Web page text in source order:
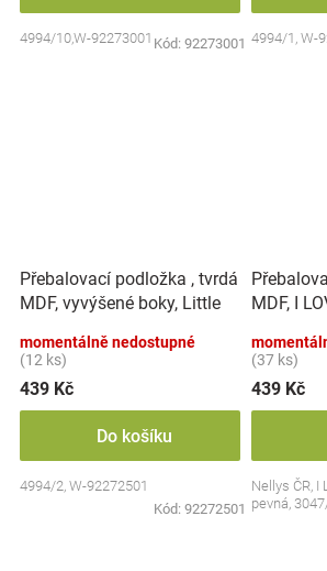
4994/10,W-92273001 Kód: 92273001 4994/1, W-
Přebalovací podložka , tvrdá
MDF, vyvýšené boky, Little
Nellys
momentálně nedostupné
(12 ks)
439 Kč
Do košíku
4994/2, W-92272501
Kód: 92272501
MDF, I
(37 ks)
439 Kč
Nellys ČR, I
pevná,